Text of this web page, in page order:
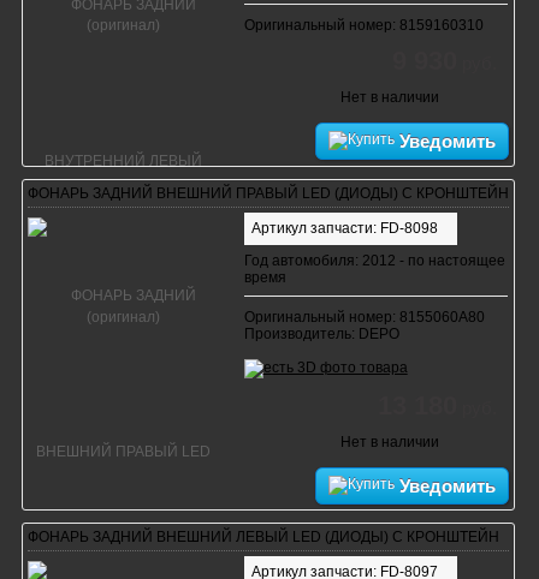
Оригинальный номер: 8159160310
Нет в наличии
Уведомить
ФОНАРЬ ЗАДНИЙ ВНЕШНИЙ ПРАВЫЙ LED (ДИОДЫ) С КРОНШТЕЙН
Артикул запчасти: FD-8098
Год автомобиля: 2012 - по настоящее
время
Оригинальный номер: 8155060A80
Производитель: DEPO
Нет в наличии
Уведомить
ФОНАРЬ ЗАДНИЙ ВНЕШНИЙ ЛЕВЫЙ LED (ДИОДЫ) С КРОНШТЕЙН
Артикул запчасти: FD-8097